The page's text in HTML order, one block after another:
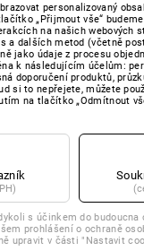
personalizovaný
„Přijmout vše“
na našich webových
a dalších metod (včetně
jako údaje z procesu
k následujícím účelům:
doporučení produktů,
si to nepřejete, můžete
na tlačítko „Odmítnout
s účinkem do
prohlášení o ochraně
upravit v části "Nastavit